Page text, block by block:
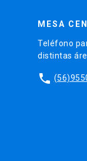
MESA
Teléfono
distintas
phone